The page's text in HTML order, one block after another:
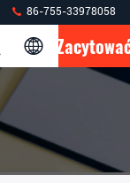
86-755-33978058